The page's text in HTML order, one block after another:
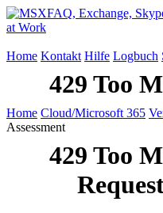
Home Kontakt Hilfe Logbuch
Home Cloud/Microsoft 365
Assessment